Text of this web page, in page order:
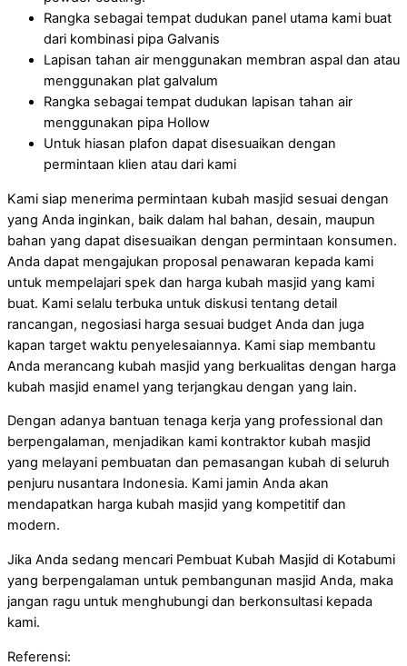
Rangka sebagai tempat dudukan panel utama kami buat
dari kombinasi pipa Galvanis
Lapisan tahan air menggunakan membran aspal dan atau
menggunakan plat galvalum
Rangka sebagai tempat dudukan lapisan tahan air
menggunakan pipa Hollow
Untuk hiasan plafon dapat disesuaikan dengan
permintaan klien atau dari kami
Kami siap menerima permintaan kubah masjid sesuai dengan
yang Anda inginkan, baik dalam hal bahan, desain, maupun
bahan yang dapat disesuaikan dengan permintaan konsumen.
Anda dapat mengajukan proposal penawaran kepada kami
untuk mempelajari spek dan harga kubah masjid yang kami
buat. Kami selalu terbuka untuk diskusi tentang detail
rancangan, negosiasi harga sesuai budget Anda dan juga
kapan target waktu penyelesaiannya. Kami siap membantu
Anda merancang kubah masjid yang berkualitas dengan harga
kubah masjid enamel yang terjangkau dengan yang lain.
Dengan adanya bantuan tenaga kerja yang professional dan
berpengalaman, menjadikan kami kontraktor kubah masjid
yang melayani pembuatan dan pemasangan kubah di seluruh
penjuru nusantara Indonesia. Kami jamin Anda akan
mendapatkan harga kubah masjid yang kompetitif dan
modern.
Jika Anda sedang mencari Pembuat Kubah Masjid di Kotabumi
yang berpengalaman untuk pembangunan masjid Anda, maka
jangan ragu untuk menghubungi dan berkonsultasi kepada
kami.
Referensi: